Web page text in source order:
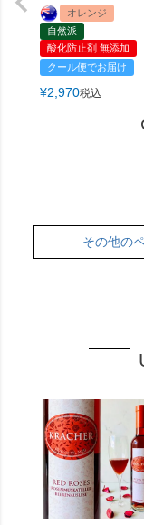
オレンジ
自然派
酸化防止剤 無添加
クール便でお届け
¥2,970税込
その他の